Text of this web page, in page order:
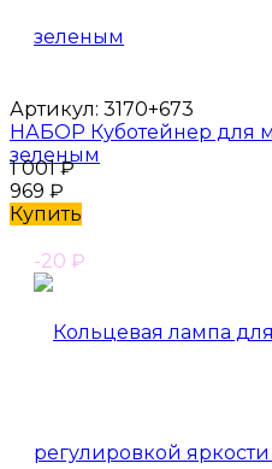
Артикул: 3170+673
НАБОР Куботейнер для
зеленым
1 001₽
969 ₽
Купить
-20 ₽